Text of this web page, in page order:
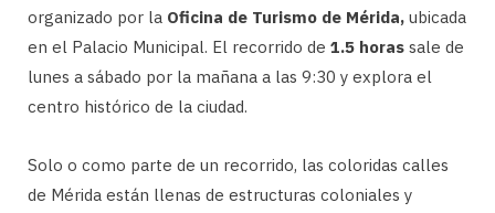
organizado por la Oficina de Turismo de Mérida, ubicada
en el Palacio Municipal. El recorrido de 1.5 horas sale de
lunes a sábado por la mañana a las 9:30 y explora el
centro histórico de la ciudad.
Solo o como parte de un recorrido, las coloridas calles
de Mérida están llenas de estructuras coloniales y